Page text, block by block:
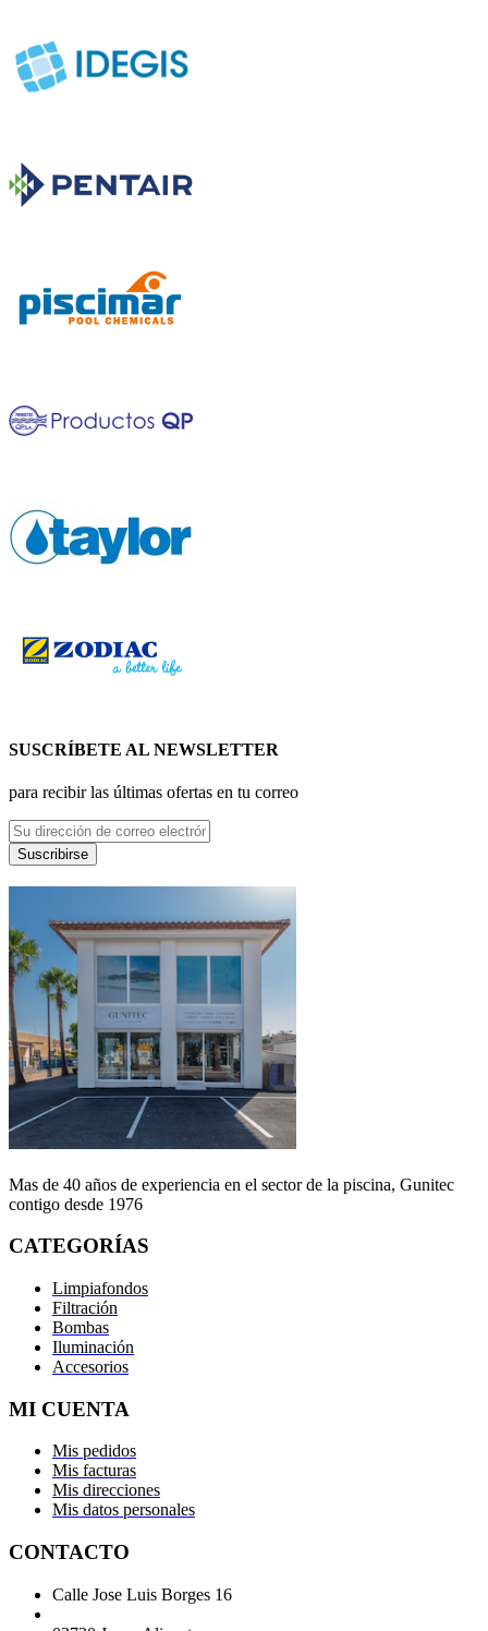
SUSCRÍBETE AL NEWSLETTER
para recibir las últimas ofertas en tu correo
Suscribirse
Mas de 40 años de experiencia en el sector de la piscina, Gunitec
contigo desde 1976
CATEGORÍAS
Limpiafondos
Filtración
Bombas
Iluminación
Accesorios
MI CUENTA
Mis pedidos
Mis facturas
Mis direcciones
Mis datos personales
CONTACTO
Calle Jose Luis Borges 16